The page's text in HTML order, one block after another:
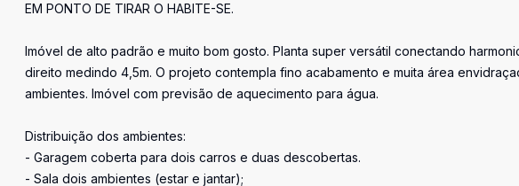
EM PONTO DE TIRAR O HABITE-SE.
Imóvel de alto padrão e muito bom gosto. Planta super versátil conectando
direito medindo 4,5m. O projeto contempla fino acabamento e muita área
ambientes. Imóvel com previsão de aquecimento para água.
Distribuição dos ambientes:
- Garagem coberta para dois carros e duas descobertas.
- Sala dois ambientes (estar e jantar);